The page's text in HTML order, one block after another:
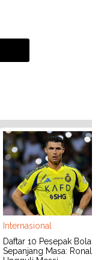
Internasional
Daftar 10 Pesepak Bola
Sepanjang Masa: Ronaldo